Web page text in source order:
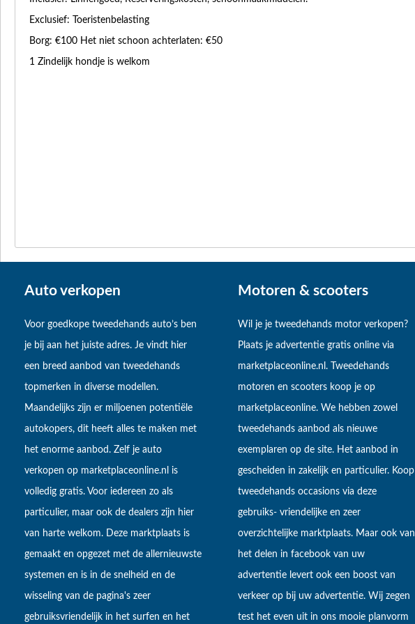
Exclusief: Toeristenbelasting
Borg: €100 Het niet schoon achterlaten: €50
1 Zindelijk hondje is welkom
Auto verkopen
Voor goedkope tweedehands auto’s ben
je bij aan het juiste adres. Je vindt hier
een breed aanbod van tweedehands
topmerken in diverse modellen.
Maandelijks zijn er miljoenen potentiële
autokopers, dit heeft alles te maken met
het enorme aanbod. Zelf je auto
verkopen op marketplaceonline.nl is
volledig gratis. Voor iedereen zo als
particulier, maar ook de dealers zijn hier
van harte welkom. Deze marktplaats is
gemaakt en opgezet met de allernieuwste
systemen en is in de snelheid en de
wisseling van de pagina's zeer
gebruiksvriendelijk in het surfen en het
Motoren & scooters
Wil je je tweedehands motor verkopen?
Plaats je advertentie gratis online via
marketplaceonline.nl. Tweedehands
motoren en scooters koop je op
marketplaceonline. We hebben zowel
tweedehands aanbod als nieuwe
exemplaren op de site. Het aanbod in
gescheiden in zakelijk en particulier. Koop
tweedehands occasions via deze
gebruiks- vriendelijke en zeer
overzichtelijke marktplaats. Maar ook van
het delen in facebook van uw
advertentie levert ook een boost van
verkeer op bij uw advertentie. Wij zegen
test het even uit in ons mooie planvorm